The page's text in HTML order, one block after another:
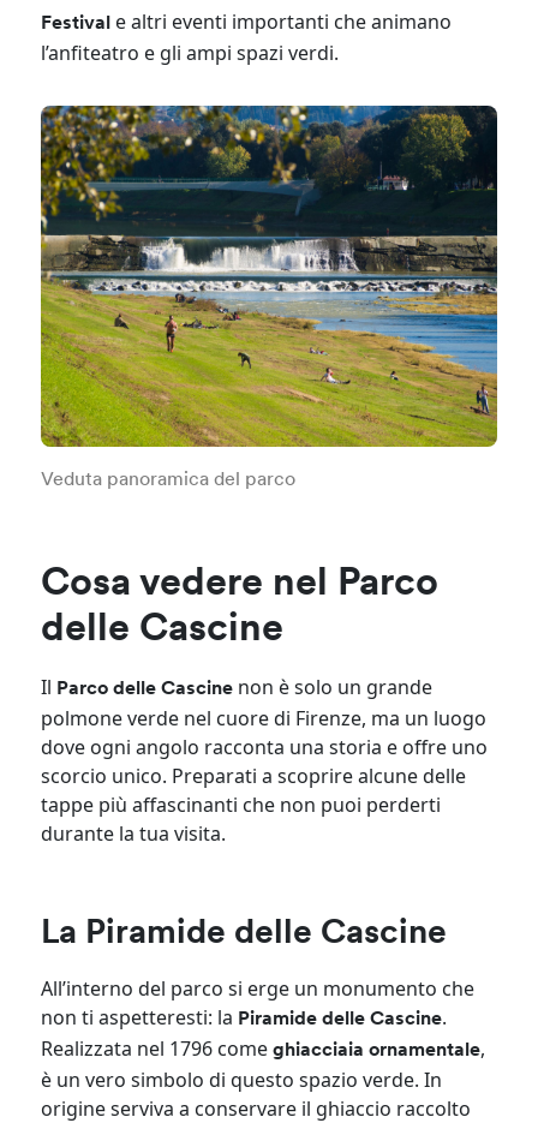
Festival
e altri eventi importanti che animano
l’anfiteatro e gli ampi spazi verdi.
Veduta panoramica del parco
Cosa vedere nel Parco
delle Cascine
Il Parco delle Cascine non è solo un grande
polmone verde nel cuore di Firenze, ma un luogo
dove ogni angolo racconta una storia e offre uno
scorcio unico. Preparati a scoprire alcune delle
tappe più affascinanti che non puoi perderti
durante la tua visita.
La Piramide delle Cascine
All’interno del parco si erge un monumento che
non ti aspetteresti: la Piramide delle Cascine.
Realizzata nel 1796 comeghiacciaia ornamentale,
è un vero simbolo di questo spazio verde. In
origine serviva a conservare il ghiaccio raccolto